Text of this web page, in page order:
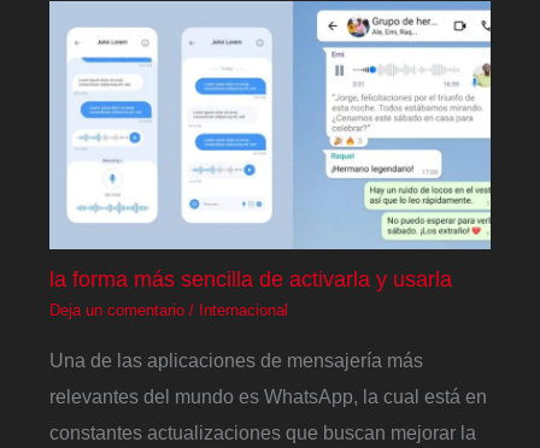
la forma más sencilla de activarla y usarla
Deja un comentario / Internacional
Una de las aplicaciones de mensajería más
relevantes del mundo es WhatsApp, la cual está en
constantes actualizaciones que buscan mejorar la